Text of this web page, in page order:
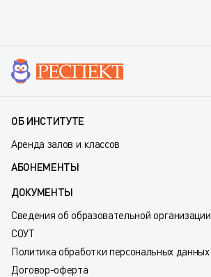
ОБ ИНСТИТУТЕ
Аренда залов и классов
АБОНЕМЕНТЫ
ДОКУМЕНТЫ
Сведения об образовательной организации
СОУТ
Политика обработки персональных данных
Договор-оферта